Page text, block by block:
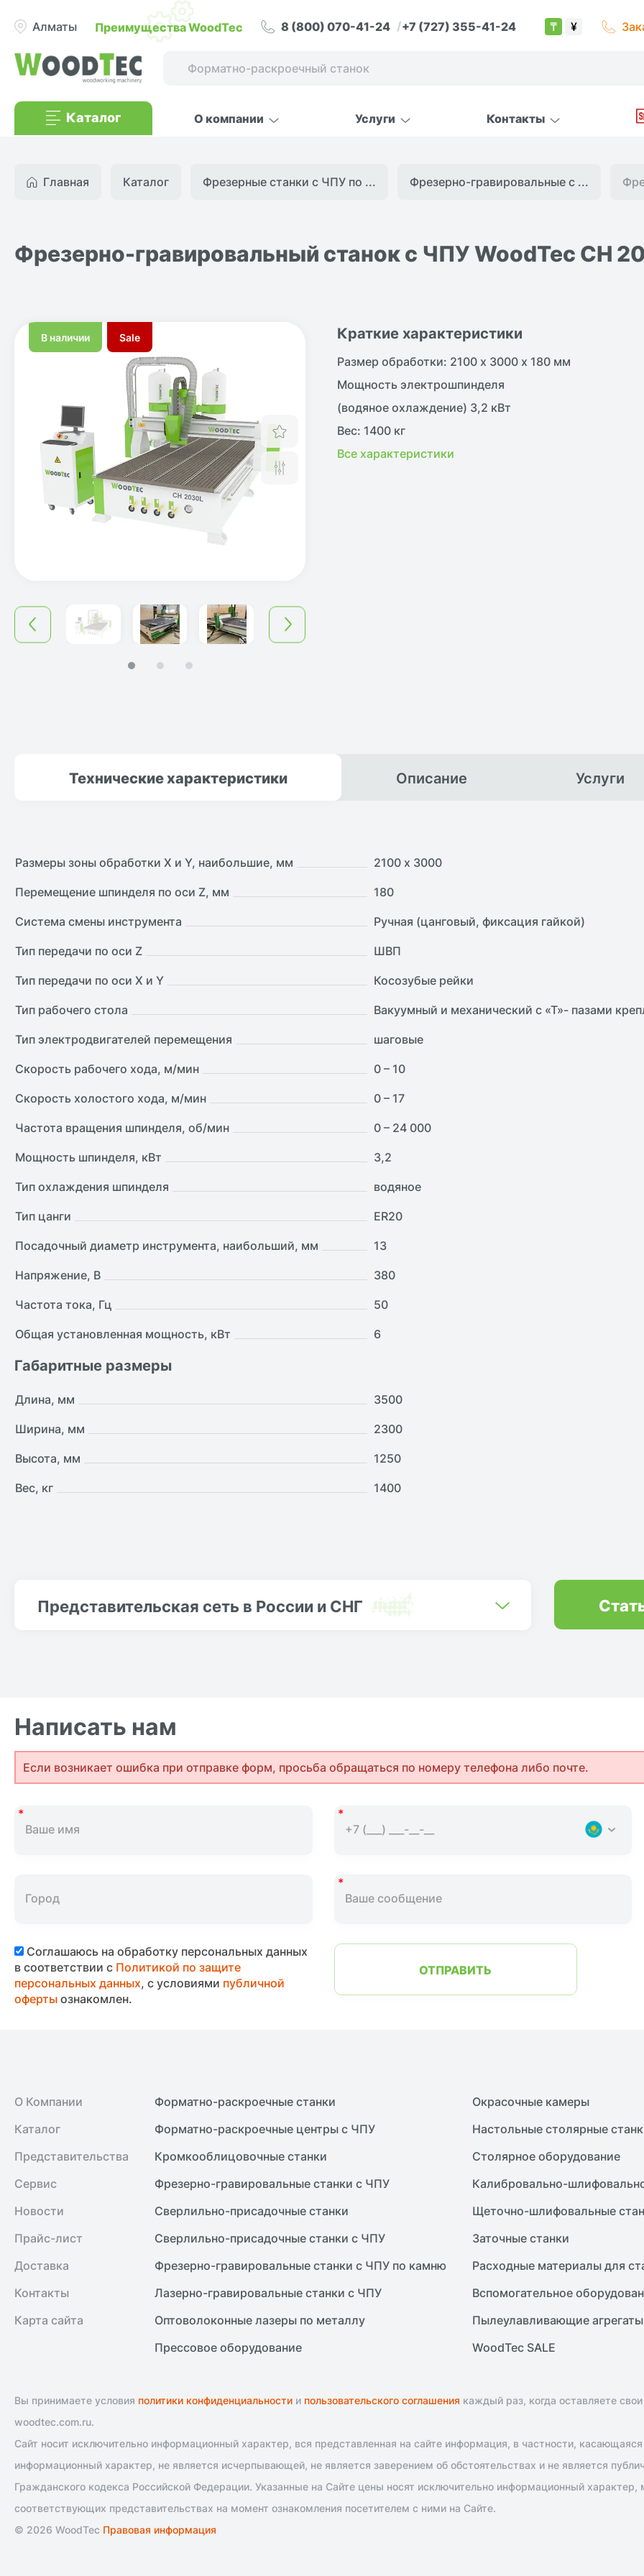
Алматы Преимущества WoodTec 8 (800) 070-41-24 +7 (727) 355-41-24 ₸ ¥
Каталог О компании Услуги Контакты
Главная Каталог Фрезерные станки с ЧПУ по ... Фрезерно-гравировальные с ...
Фрезерно-гравировальный станок с ЧПУ WoodTec CH
В наличии Sale В наличии Sale
Отложить
Краткие характеристики
Размер обработки: 2100 х 3000 х 180 мм
Мощность электрошпинделя
(водяное охлаждение) 3,2 кВт
Вес: 1400 кг
Все характеристики
Техническиехарактеристики Описание Услуги
Размеры зоны обработки X и Y, наибольшие, мм
2100 х 3000
Перемещение шпинделя по оси Z, мм
180
Система смены инструмента
Ручная (цанговый, фиксация гайкой)
Тип передачи по оси Z
ШВП
Тип передачи по оси X и Y
Косозубые рейки
Тип рабочего стола
Вакуумный и механический с «Т»- пазами
Тип электродвигателей перемещения
шаговые
Скорость рабочего хода, м/мин
0 – 10
Скорость холостого хода, м/мин
0 – 17
Частота вращения шпинделя, об/мин
0 – 24 000
Мощность шпинделя, кВт
3,2
Тип охлаждения шпинделя
водяное
Тип цанги
ER20
Посадочный диаметр инструмента, наибольший, мм
13
Напряжение, В
380
Частота тока, Гц
50
Общая установленная мощность, кВт
6
Габаритные размеры
Длина, мм
3500
Ширина, мм
2300
Высота, мм
1250
Вес, кг
1400
Представительская сеть в России и СНГ
Написать нам
Если возникает ошибка при отправке форм, просьба обращаться по номеру телефона либо почте.
Соглашаюсь на обработку персональных данных
в соответствии с Политикой по защите
персональных данных, с условиями публичной
офертыознакомлен.
ОТПРАВИТЬ
О Компании
Каталог
Представительства
Сервис
Новости
Прайс-лист
Доставка
Контакты
Карта сайта
Форматно-раскроечные станки
Форматно-раскроечные центры с ЧПУ
Кромкооблицовочные cтанки
Фрезерно-гравировальные станки с ЧПУ
Сверлильно-присадочные станки
Сверлильно-присадочные станки с ЧПУ
Фрезерно-гравировальные станки с ЧПУ по камню
Лазерно-гравировальные станки с ЧПУ
Оптоволоконные лазеры по металлу
Прессовое оборудование
Окрасочные камеры
Настольные столярные
Столярное оборудование
Калибровально-
Щеточно-шлифовальные
Заточные станки
Расходные материалы для
Вспомогательное
Пылеулавливающие агрегаты
WoodTec SALE
Вы принимаете условия политики конфиденциальности и пользовательского соглашения каждый раз, когда оставляете
woodtec.com.ru.
Сайт носит исключительно информационный характер, вся представленная на сайте информация, в частности,
информационный характер, не является исчерпывающей, не является заверением об обстоятельствах и не является
Гражданского кодекса Российской Федерации. Указанные на Сайте цены носят исключительно информационный характер,
соответствующих представительствах на момент ознакомления посетителем с ними на Сайте.
© 2026 WoodTec Правовая информация